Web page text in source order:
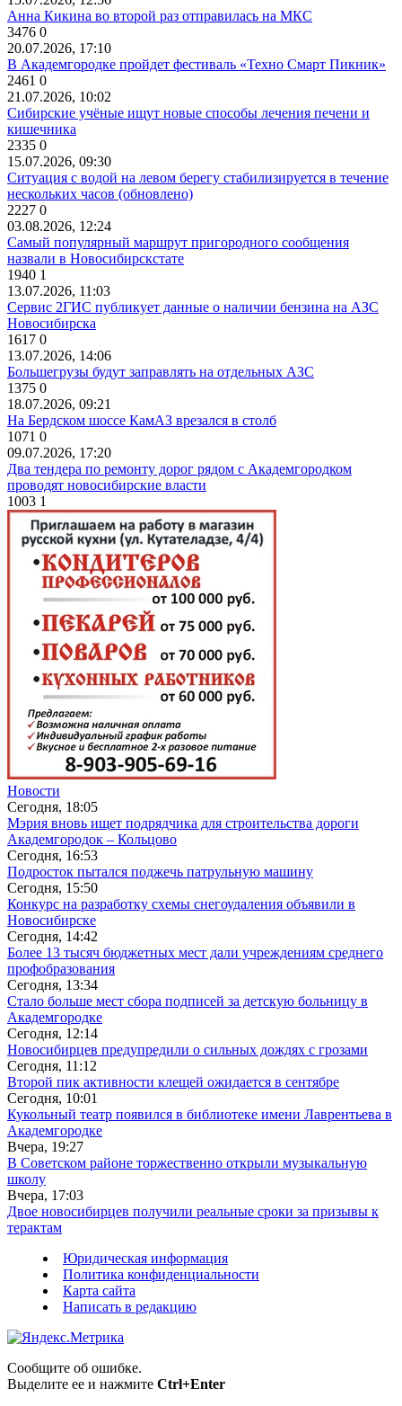
Анна Кикина во второй раз отправилась на МКС
3476 0
20.07.2026, 17:10
В Академгородке пройдет фестиваль «Техно Смарт Пикник»
2461 0
21.07.2026, 10:02
Сибирские учёные ищут новые способы лечения печени и
кишечника
2335 0
15.07.2026, 09:30
Ситуация с водой на левом берегу стабилизируется в течение
нескольких часов (обновлено)
2227 0
03.08.2026, 12:24
Самый популярный маршрут пригородного сообщения
назвали в Новосибирскстате
1940 1
13.07.2026, 11:03
Сервис 2ГИС публикует данные о наличии бензина на АЗС
Новосибирска
1617 0
13.07.2026, 14:06
Большегрузы будут заправлять на отдельных АЗС
1375 0
18.07.2026, 09:21
На Бердском шоссе КамАЗ врезался в столб
1071 0
09.07.2026, 17:20
Два тендера по ремонту дорог рядом с Академгородком
проводят новосибирские власти
1003 1
Новости
Сегодня, 18:05
Мэрия вновь ищет подрядчика для строительства дороги
Академгородок – Кольцово
Сегодня, 16:53
Подросток пытался поджечь патрульную машину
Сегодня, 15:50
Конкурс на разработку схемы снегоудаления объявили в
Новосибирске
Сегодня, 14:42
Более 13 тысяч бюджетных мест дали учреждениям среднего
профобразования
Сегодня, 13:34
Стало больше мест сбора подписей за детскую больницу в
Академгородке
Сегодня, 12:14
Новосибирцев предупредили о сильных дождях с грозами
Сегодня, 11:12
Второй пик активности клещей ожидается в сентябре
Сегодня, 10:01
Кукольный театр появился в библиотеке имени Лаврентьева в
Академгородке
Вчера, 19:27
В Советском районе торжественно открыли музыкальную
школу
Вчера, 17:03
Двое новосибирцев получили реальные сроки за призывы к
терактам
Юридическая информация
Политика конфиденциальности
Карта сайта
Написать в редакцию
Сообщите об ошибке.
Выделите ее и нажмите Ctrl+Enter